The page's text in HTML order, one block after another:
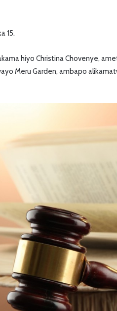
15.
hiyo Christina Chovenye,
Meru Garden, ambapo